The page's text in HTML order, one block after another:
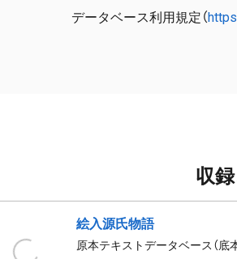
データベース利用規定（
収
絵入源氏物語
原本テキストデータベース（底